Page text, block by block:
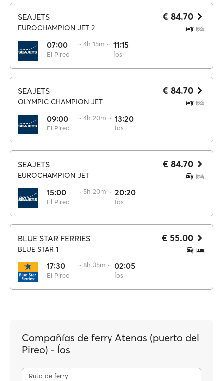
SEAJETS
EUROCHAMPION JET 2
07:00
El Pireo
·· 4h 15m ·· 11:15
Íos
€ 84.70
SEAJETS
OLYMPIC CHAMPION JET
09:00
El Pireo
·· 4h 20m ·· 13:20
Íos
€ 84.70
SEAJETS
EUROCHAMPION JET
15:00
El Pireo
·· 5h 20m ·· 20:20
Íos
€ 84.70
BLUE STAR FERRIES
BLUE STAR 1
17:30
El Pireo
·· 8h 35m ·· 02:05
Íos
€ 55.00
Compañías de ferry Atenas (puerto del
Pireo) - Íos
Ruta de ferry